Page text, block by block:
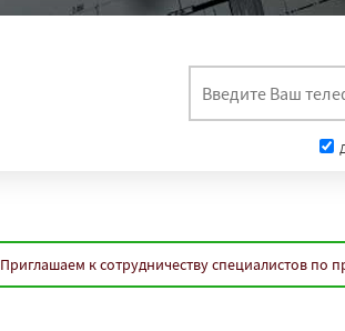
Приглашаем к сотрудничеству специалистов по